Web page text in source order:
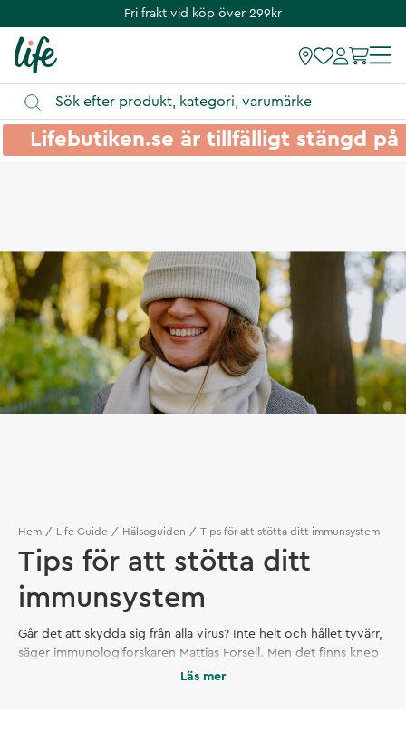
Fri frakt vid köp över 299kr
Lifebutiken.se är tillfälligt stängd
Hem Life Guide Hälsoguiden Tips för att stötta ditt immunsystem
Tips för att stötta ditt
immunsystem
Går det att skydda sig från alla virus? Inte helt och hållet tyvärr,
säger immunologiforskaren Mattias Forsell. Men det finns knep
som kan bidra till ett normalt fungerande immunsystem.
Läs mer